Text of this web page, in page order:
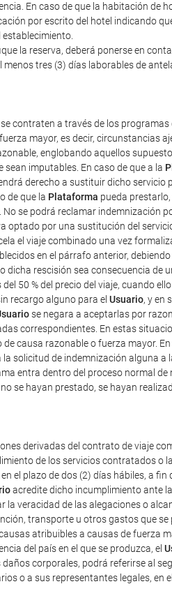
En caso de que la habitación de
por escrito del hotel indicando
la reserva, deberá ponerse en
tres (3) días laborables de
contraten a través de los
mayor, es decir, circunstancias
englobando aquellos
imputables. En caso de que a la
derecho a sustituir dicho servicio
de que la Plataforma pueda
No se podrá reclamar
optado por una sustitución del
el viaje combinado una vez
en el párrafo anterior,
rescisión sea consecuencia de
50 % del precio del viaje, cuando
recargo alguno para el Usuario, y en
se negara a aceptarlas por
correspondientes. En estas
causa razonable o fuerza mayor.
solicitud de indemnización alguna a
entra dentro del proceso normal de
se hayan prestado, se hayan
derivadas del contrato de viaje
de los servicios contratados
en el plazo de dos (2) días hábiles, a
acredite dicho incumplimiento ante
la veracidad de las alegaciones o
transporte u otros gastos que
atribuibles a causas de fuerza
del país en el que se produzca, el
corporales, podrá referirse al
o a sus representantes legales, en